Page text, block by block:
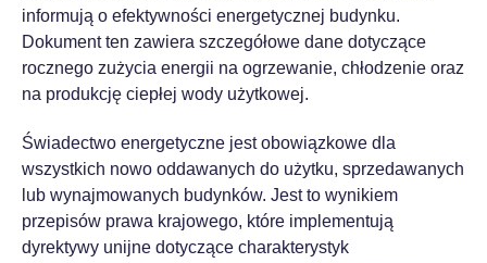
informują o efektywności energetycznej budynku.
Dokument ten zawiera szczegółowe dane dotyczące
rocznego zużycia energii na ogrzewanie, chłodzenie oraz
na produkcję ciepłej wody użytkowej.
Świadectwo energetyczne jest obowiązkowe dla
wszystkich nowo oddawanych do użytku, sprzedawanych
lub wynajmowanych budynków. Jest to wynikiem
przepisów prawa krajowego, które implementują
dyrektywy unijne dotyczące charakterystyk